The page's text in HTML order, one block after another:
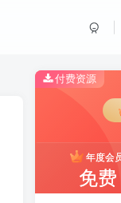
付费资源
年度会
免费